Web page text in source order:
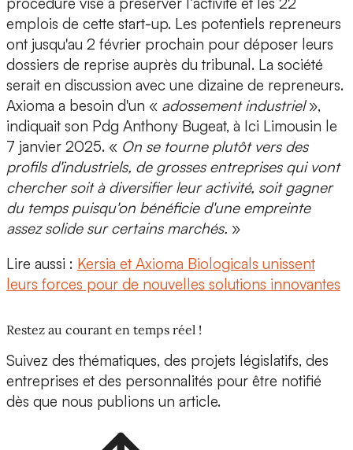
emplois de cette start-up. Les potentiels repreneurs
ont jusqu'au 2 février prochain pour déposer leurs
dossiers de reprise auprès du tribunal. La société
serait en discussion avec une dizaine de repreneurs.
Axioma a besoin d'un « adossement industriel»,
indiquait son Pdg Anthony Bugeat, à Ici Limousin le
7 janvier 2025. « On se tourne plutôt vers des
profils d'industriels, de grosses entreprises qui vont
chercher soit à diversifier leur activité, soit gagner
du temps puisqu'on bénéficie d'une empreinte
assez solide sur certains marchés. »
Lire aussi : Kersia et Axioma Biologicals unissent
leurs forces pour de nouvelles solutions innovantes
Restez au courant en temps réel !
Suivez des thématiques, des projets législatifs, des
entreprises et des personnalités pour être notifié
dès que nous publions un article.